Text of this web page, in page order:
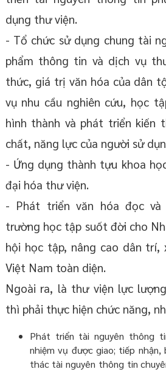
dụng thư viện.
- Tổ chức sử dụng chung tài
phẩm thông tin và dịch vụ
thức, giá trị văn hóa của dân
vụ nhu cầu nghiên cứu, học
hình thành và phát triển kiến
chất, năng lực của người sử
- Ứng dụng thành tựu khoa
đại hóa thư viện.
- Phát triển văn hóa đọc
trường học tập suốt đời cho
hội học tập, nâng cao dân trí,
Việt Nam toàn diện.
Ngoài ra, là thư viện lực
thì phải thực hiện chức năng,
Phát triển tài nguyên thông
nhiệm vụ được giao; tiếp
thác tài nguyên thông tin